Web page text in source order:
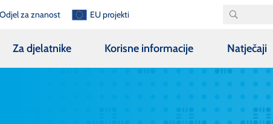
Odjel za znanost EU projekti
Za djelatnike Korisne informacije Natječaji